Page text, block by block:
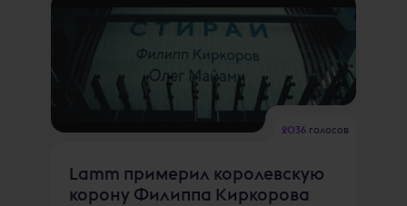
2036 голосов
Lamm примерил королевскую
корону Филиппа Киркорова